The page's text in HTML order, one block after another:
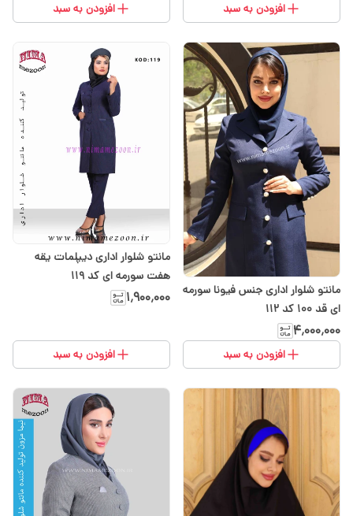
افزودن به سبد افزودن به سبد
مانتو شلوار اداری جنس فیونا سورمه
ای قد ۱۰۰ کد ۱۱۲
۴٬۰۰۰٬۰۰۰
افزودن به سبد
مانتو شلوار اداری دیپلمات یقه
هفت سورمه ای کد 119
۱٬۹۰۰٬۰۰۰
افزودن به سبد